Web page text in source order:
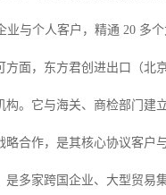
业与个人客户，精通 20 多
方面，东方君创进出口（北
构。它与海关、商检部门建
略合作，是其核心协议客户
是多家跨国企业、大型贸易